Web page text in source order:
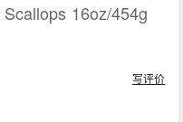
16oz/454g
写评价